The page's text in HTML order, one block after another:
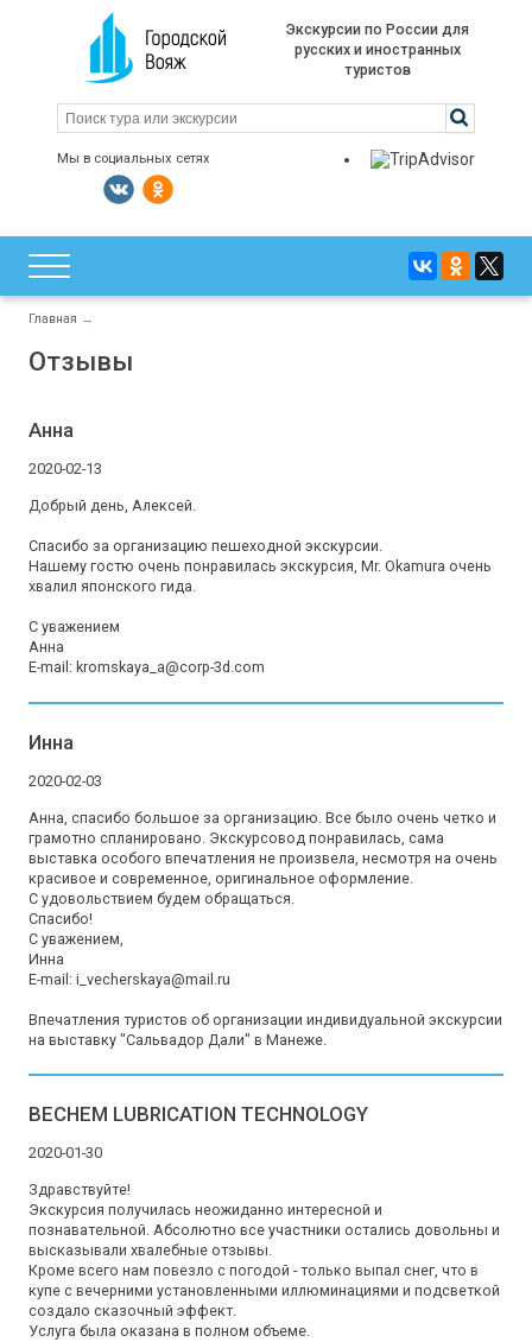
Экскурсии по России для
русских и иностранных
туристов
Мы в социальных сетях
Главная →
Отзывы
Анна
2020-02-13
Добрый день, Алексей.
Спасибо за организацию пешеходной экскурсии.
Нашему гостю очень понравилась экскурсия, Mr. Okamura очень
хвалил японского гида.
С уважением
Анна
E-mail: kromskaya_a@corp-3d.com
Инна
2020-02-03
Анна, спасибо большое за организацию. Все было очень четко и
грамотно спланировано. Экскурсовод понравилась, сама
выставка особого впечатления не произвела, несмотря на очень
красивое и современное, оригинальное оформление.
С удовольствием будем обращаться.
Спасибо!
С уважением,
Инна
E-mail: i_vecherskaya@mail.ru
Впечатления туристов об организации индивидуальной экскурсии
на выставку "Сальвадор Дали" в Манеже.
BECHEM LUBRICATION TECHNOLOGY
2020-01-30
Здравствуйте!
Экскурсия получилась неожиданно интересной и
познавательной. Абсолютно все участники остались довольны и
высказывали хвалебные отзывы.
Кроме всего нам повезло с погодой - только выпал снег, что в
купе с вечерними установленными иллюминациями и подсветкой
создало сказочный эффект.
Услуга была оказана в полном объеме.